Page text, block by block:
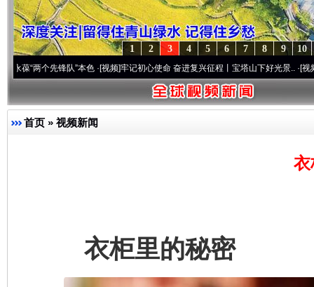
10
9
8
7
6
5
4
3
2
1
先锋队”本色·[视频]牢记初心使命 奋进复兴征程丨宝塔山下好光景..·[视频]因党而生
首页 » 视频新闻
衣
衣柜里的秘密